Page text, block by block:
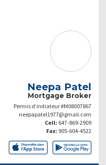
Neepa Patel
Mortgage Broker
Permis d’initiateur #M08007867
neepapatel1977@gmail.com
Cell: 647-869-2909
Fax: 905-604-4522